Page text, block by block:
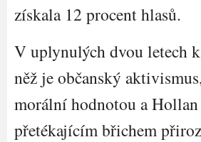
získala 12 procent hlasů.
V uplynulých dvou letech
něž je občanský
morální hodnotou a
přetékajícím břichem